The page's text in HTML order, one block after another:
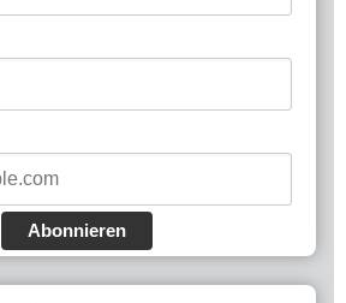
Abonnieren